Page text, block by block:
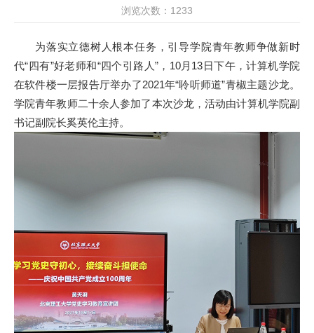
浏览次数： 1233
为落实立德树人根本任务，引导学院青年教师争做新时
代“四有”好老师和“四个引路人”，10月13日下午，计算机学院
在软件楼一层报告厅举办了2021年“聆听师道”青椒主题沙龙。
学院青年教师二十余人参加了本次沙龙，活动由计算机学院副
书记副院长奚英伦主持。